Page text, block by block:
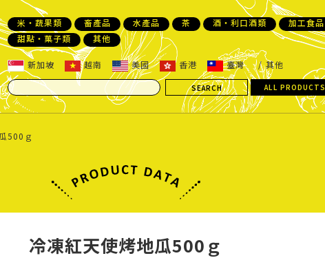
米・蔬果類 畜產品 水產品 茶 酒・利口酒類
加工食品
甜點・菓子類
其他
新加坡 越南 美國 香港 臺灣
其他
ALL PRODUCTS
500ｇ
冷凍紅天使烤地瓜500ｇ